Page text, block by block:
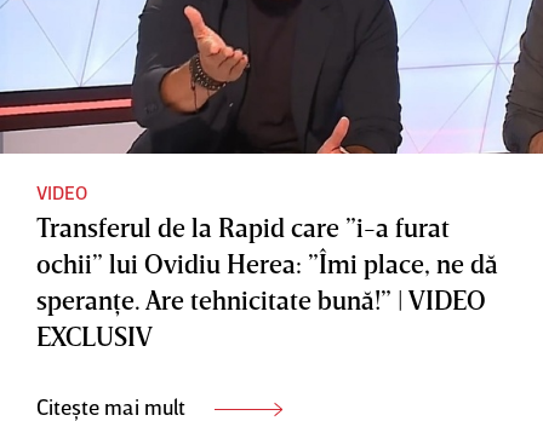
VIDEO
Transferul de la Rapid care ”i-a furat
ochii” lui Ovidiu Herea: ”Îmi place, ne dă
speranţe. Are tehnicitate bună!” | VIDEO
EXCLUSIV
Citește mai mult